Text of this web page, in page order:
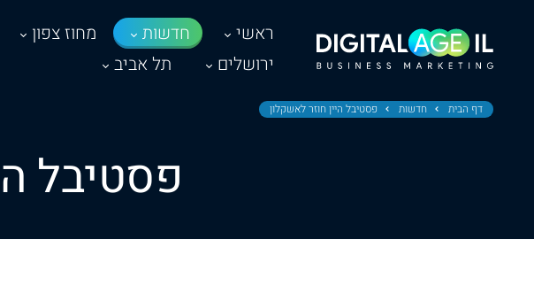
ראשי חדשות מחוז צפון
ירושלים
תל אביב
דף הבית חדשות פסטיבל היין חוזר לאשקלון
פסטיבל